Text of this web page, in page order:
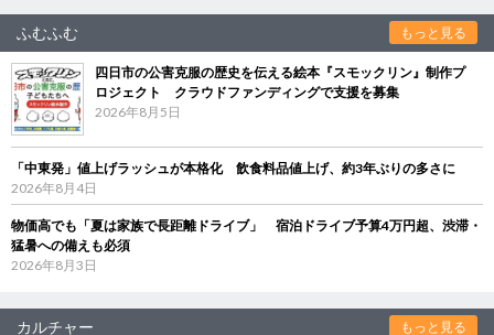
ふむふむ もっと見る
四日市の公害克服の歴史を伝える絵本『スモックリン』制作プ
ロジェクト クラウドファンディングで支援を募集
2026年8月5日
「中東発」値上げラッシュが本格化 飲食料品値上げ、約3年ぶりの多さに
2026年8月4日
物価高でも「夏は家族で長距離ドライブ」 宿泊ドライブ予算4万円超、渋滞・
猛暑への備えも必須
2026年8月3日
カルチャー もっと見る